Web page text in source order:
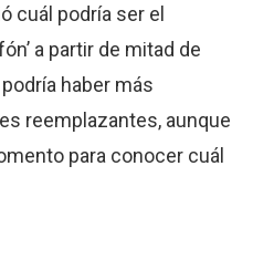
cuál podría ser el
a partir de mitad de
haber más
reemplazantes, aunque
para conocer cuál